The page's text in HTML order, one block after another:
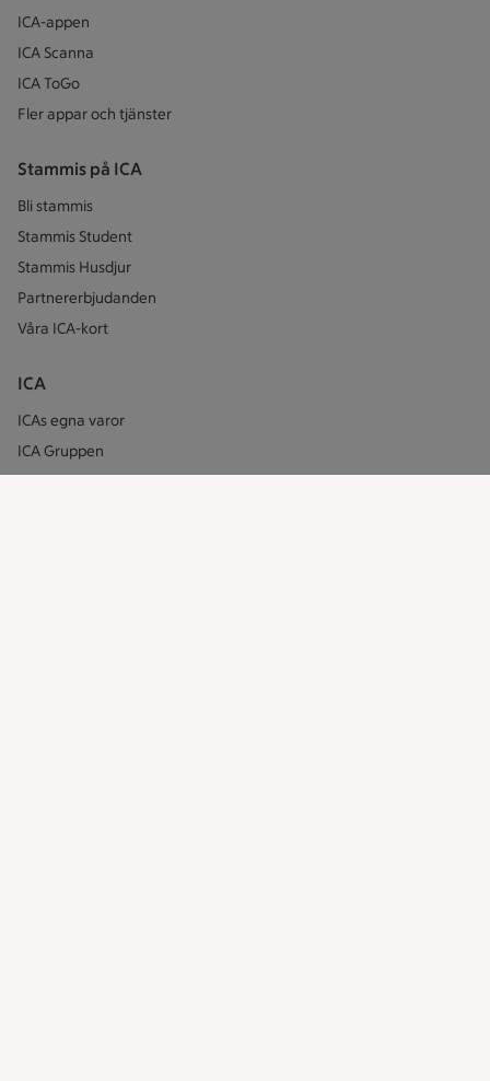
ICA-appen
ICA Scanna
ICA ToGo
Fler appar och tjänster
Stammis på ICA
Bli stammis
Stammis Student
Stammis Husdjur
Partnererbjudanden
Våra ICA-kort
ICA
ICAs egna varor
ICA Gruppen